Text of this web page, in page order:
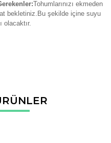
Tohumlarınızı ekmeden
bekletiniz.Bu şekilde içine suyu
olacaktır.
siz yapın!
açıklamalarında ve diğer
öneri formunu